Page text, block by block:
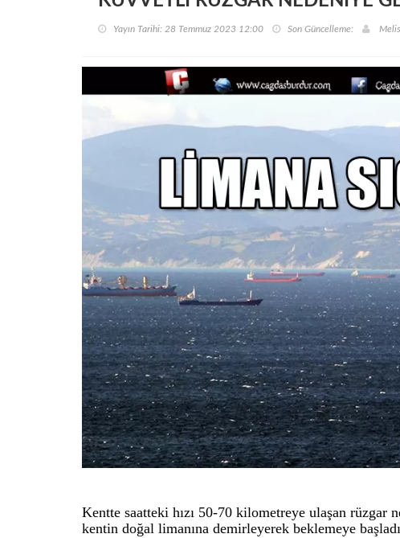
Yayın Tarihi: 28 Temmuz 2023 12:00 Son Güncelleme:
Kentte saatteki hızı 50-70 kilometreye ulaşan
kentin doğal limanına demirleyerek beklemeye